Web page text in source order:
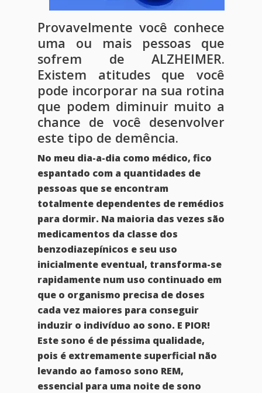
Provavelmente você conhece
uma ou mais pessoas que
sofrem de ALZHEIMER.
Existem atitudes que você
pode incorporar na sua rotina
que podem diminuir muito a
chance de você desenvolver
este tipo de demência.
No meu dia-a-dia como médico, fico
espantado com a quantidades de
pessoas que se encontram
totalmente dependentes de remédios
para dormir. Na maioria das vezes são
medicamentos da classe dos
benzodiazepínicos e seu uso
inicialmente eventual, transforma-se
rapidamente num uso continuado em
que o organismo precisa de doses
cada vez maiores para conseguir
induzir o indivíduo ao sono. E PIOR!
Este sono é de péssima qualidade,
pois é extremamente superficial não
levando ao famoso sono REM,
essencial para uma noite de sono